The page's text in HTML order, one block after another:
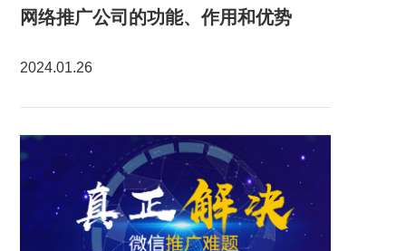
网络推广公司的功能、作用和优势
2024.01.26